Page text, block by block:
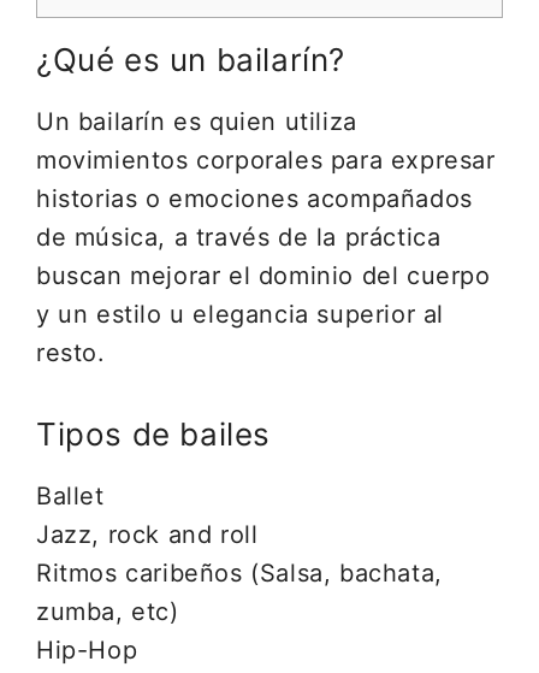
¿Qué es un bailarín?
Un bailarín es quien utiliza
movimientos corporales para expresar
historias o emociones acompañados
de música, a través de la práctica
buscan mejorar el dominio del cuerpo
y un estilo u elegancia superior al
resto.
Tipos de bailes
Ballet
Jazz, rock and roll
Ritmos caribeños (Salsa, bachata,
zumba, etc)
Hip-Hop